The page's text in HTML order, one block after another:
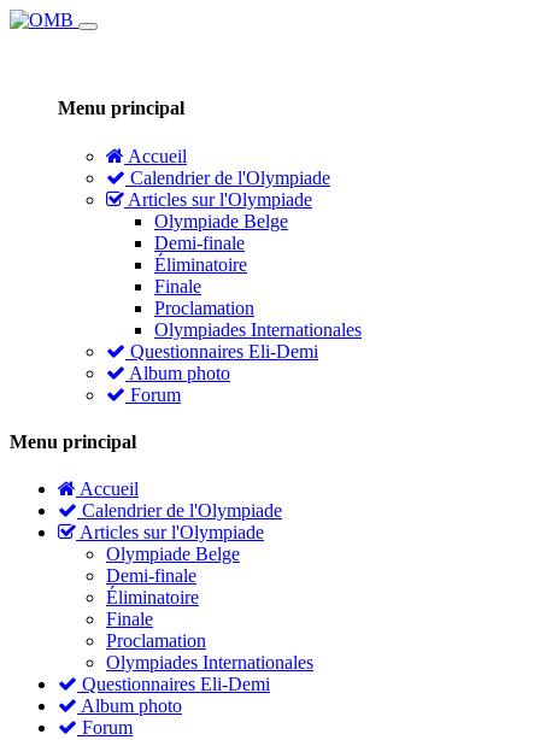
Menu principal
Accueil
Calendrier de l'Olympiade
Articles sur l'Olympiade
Olympiade Belge
Demi-finale
Éliminatoire
Finale
Proclamation
Olympiades Internationales
Questionnaires Eli-Demi
Album photo
Forum
Menu principal
Accueil
Calendrier de l'Olympiade
Articles sur l'Olympiade
Olympiade Belge
Demi-finale
Éliminatoire
Finale
Proclamation
Olympiades Internationales
Questionnaires Eli-Demi
Album photo
Forum